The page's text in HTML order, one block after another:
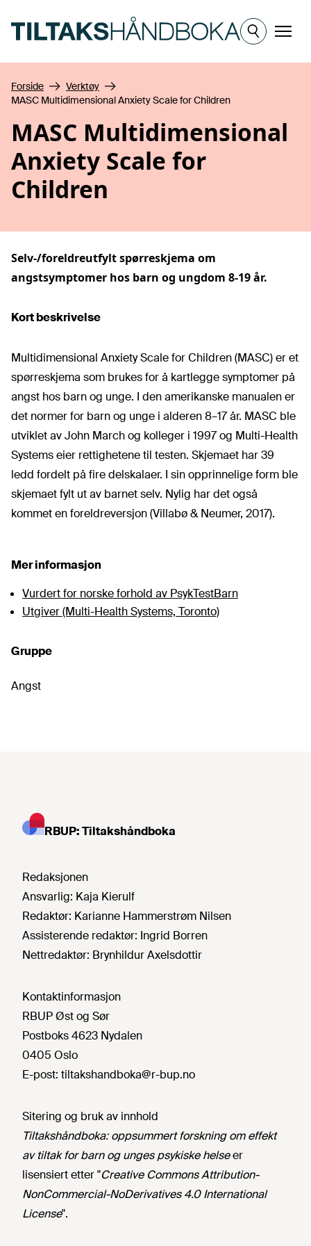
Meny
Forside
Verktøy
MASC Multidimensional Anxiety Scale for Children
MASC Multidimensional
Anxiety Scale for
Children
Selv-/foreldreutfylt spørreskjema om
angstsymptomer hos barn og ungdom 8-19 år.
Kort beskrivelse
Multidimensional Anxiety Scale for Children (MASC) er et
spørreskjema som brukes for å kartlegge symptomer på
angst hos barn og unge. I den amerikanske manualen er
det normer for barn og unge i alderen 8–17 år. MASC ble
utviklet av John March og kolleger i 1997 og Multi-Health
Systems eier rettighetene til testen. Skjemaet har 39
ledd fordelt på fire delskalaer. I sin opprinnelige form ble
skjemaet fylt ut av barnet selv. Nylig har det også
kommet en foreldreversjon (Villabø & Neumer, 2017).
Mer informasjon
Vurdert for norske forhold av PsykTestBarn
Utgiver (Multi-Health Systems, Toronto)
Gruppe
Angst
RBUP: Tiltakshåndboka
Redaksjonen
Ansvarlig: Kaja Kierulf
Redaktør: Karianne Hammerstrøm Nilsen
Assisterende redaktør: Ingrid Borren
Nettredaktør: Brynhildur Axelsdottir
Kontaktinformasjon
RBUP Øst og Sør
Postboks 4623 Nydalen
0405 Oslo
E-post: tiltakshandboka@r-bup.no
Sitering og bruk av innhold
Tiltakshåndboka: oppsummert forskning om effekt
av tiltak for barn og unges psykiske helseer
lisensiert etter "Creative Commons Attribution-
NonCommercial-NoDerivatives 4.0 International
License".